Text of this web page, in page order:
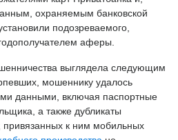
охраняемым банковской
подозреваемого,
аферы.
выглядела следующим
мошеннику удалось
данными, включая паспортные
а также дубликаты
привязанных к ним мобильных